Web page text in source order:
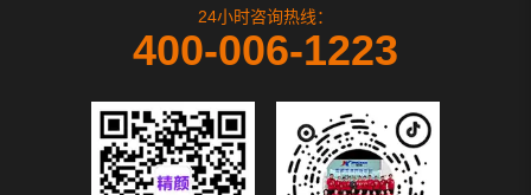
24小时咨询热线：
400-006-1223